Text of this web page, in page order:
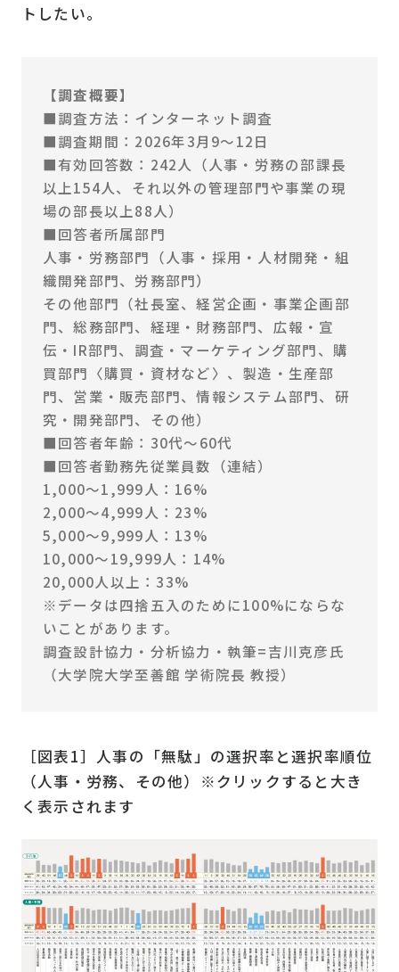
トしたい。
【調査概要】
■調査方法：インターネット調査
■調査期間：2026年3月9〜12日
■有効回答数：242人（人事・労務の部課長
以上154人、それ以外の管理部門や事業の現
場の部長以上88人）
■回答者所属部門
人事・労務部門（人事・採用・人材開発・組
織開発部門、労務部門）
その他部門（社長室、経営企画・事業企画部
門、総務部門、経理・財務部門、広報・宣
伝・IR部門、調査・マーケティング部門、購
買部門〈購買・資材など〉、製造・生産部
門、営業・販売部門、情報システム部門、研
究・開発部門、その他）
■回答者年齢：30代〜60代
■回答者勤務先従業員数（連結）
1,000〜1,999人：16%
2,000〜4,999人：23%
5,000〜9,999人：13%
10,000〜19,999人：14%
20,000人以上：33%
※データは四捨五入のために100%にならな
いことがあります。
調査設計協力・分析協力・執筆=吉川克彦氏
（大学院大学至善館 学術院長 教授）
［図表1］人事の「無駄」の選択率と選択率順位
（人事・労務、その他）※クリックすると大き
く表示されます